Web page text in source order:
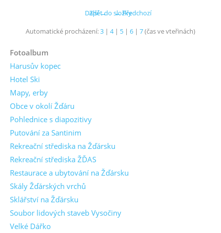
← Předchozí
Další →
Zpět do složky
Automatické procházení:3 | 4| 5 | 6 | 7(čas ve vteřinách)
Fotoalbum
Harusův kopec
Hotel Ski
Mapy, erby
Obce v okolí Žďáru
Pohlednice s diapozitivy
Putování za Santinim
Rekreační střediska na Žďársku
Rekreační střediska ŽĎAS
Restaurace a ubytování na Žďársku
Skály Žďárských vrchů
Sklářství na Žďársku
Soubor lidových staveb Vysočiny
Velké Dářko